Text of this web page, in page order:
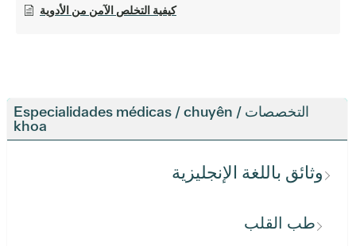
التخصصات / Especialidades médicas / chuyên
khoa
وثائق باللغة الإنجليزية
طب القلب
كيفية التخلص الآمن من الأدوية